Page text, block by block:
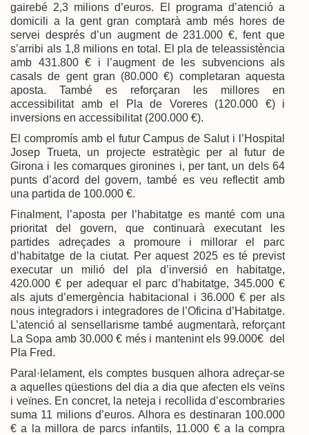
gairebé 2,3 milions d’euros. El programa d’atenció a
domicili a la gent gran comptarà amb més hores de
servei després d’un augment de 231.000 €, fent que
s’arribi als 1,8 milions en total. El pla de teleassistència
amb 431.800 € i l’augment de les subvencions als
casals de gent gran (80.000 €) completaran aquesta
aposta. També es reforçaran les millores en
accessibilitat amb el Pla de Voreres (120.000 €) i
inversions en accessibilitat (200.000 €).
El compromís amb el futur Campus de Salut i l’Hospital
Josep Trueta, un projecte estratègic per al futur de
Girona i les comarques gironines i, per tant, un dels 64
punts d’acord del govern, també es veu reflectit amb
una partida de 100.000 €.
Finalment, l’aposta per l’habitatge es manté com una
prioritat del govern, que continuarà executant les
partides adreçades a promoure i millorar el parc
d’habitatge de la ciutat. Per aquest 2025 es té previst
executar un milió del pla d’inversió en habitatge,
420.000 € per adequar el parc d’habitatge, 345.000 €
als ajuts d’emergència habitacional i 36.000 € per als
nous integradors i integradores de l’Oficina d’Habitatge.
L’atenció al sensellarisme també augmentarà, reforçant
La Sopa amb 30.000 € més i mantenint els 99.000€ del
Pla Fred.
Paral·lelament, els comptes busquen alhora adreçar-se
a aquelles qüestions del dia a dia que afecten els veïns
i veïnes. En concret, la neteja i recollida d’escombraries
suma 11 milions d’euros. Alhora es destinaran 100.000
€ a la millora de parcs infantils, 11.000 € a la compra